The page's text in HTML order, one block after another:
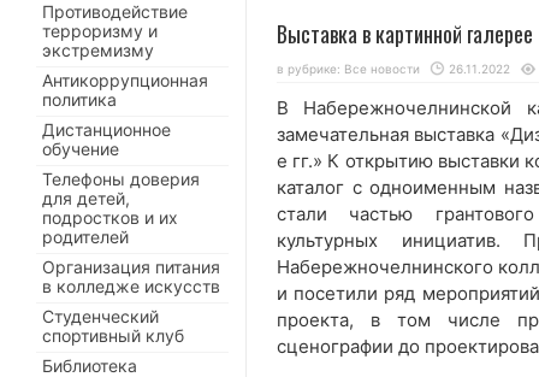
Выставка в картинной галерее
в рубрике: Все новости 26.11.2022
В Набережночелнинской
замечательная выставка
е гг.» К открытию выставки
каталог с одноименным
стали частью
культурных инициатив.
Набережночелнинского
и посетили ряд
проекта, в том числе
сценографии до
Противодействие
терроризму и
экстремизму
Антикоррупционная
политика
Дистанционное
обучение
Телефоны доверия
для детей,
подростков и их
родителей
Организация питания
в колледже искусств
Студенческий
спортивный клуб
Библиотека